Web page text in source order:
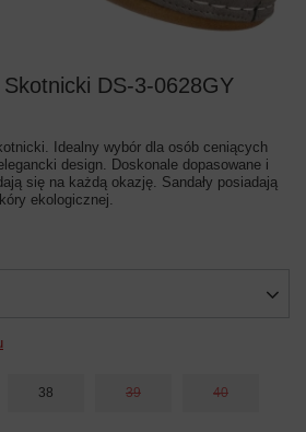
Skotnicki DS-3-0628GY
Idealny wybór dla osób ceniących
design. Doskonale dopasowane i
się na każdą okazję. Sandały posiadają
ekologicznej.
38 39 40